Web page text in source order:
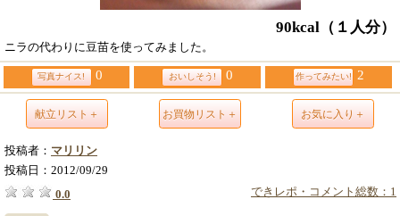
90kcal （１人分）
ニラの代わりに豆苗を使ってみました。
写真ナイス! 0 おいしそう! 0 作ってみたい! 2
献立リスト＋ お買物リスト＋ お気に入り＋
投稿者： マリリン
投稿日： 2012/09/29
できレポ・コメント総数：1
0.0